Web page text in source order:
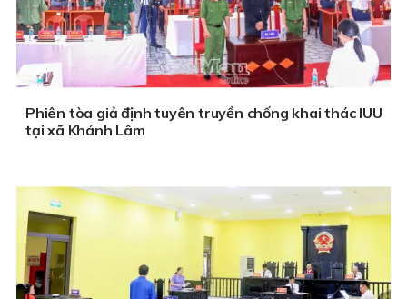
Phiên tòa giả định tuyên truyền chống khai thác IUU
tại xã Khánh Lâm